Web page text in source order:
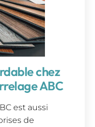
chez
ABC
est aussi
de